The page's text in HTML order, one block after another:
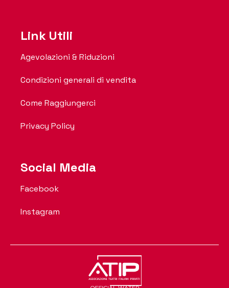
Link Utili
Agevolazioni & Riduzioni
Condizioni generali di vendita
Come Raggiungerci
Privacy Policy
Social Media
Facebook
Instagram